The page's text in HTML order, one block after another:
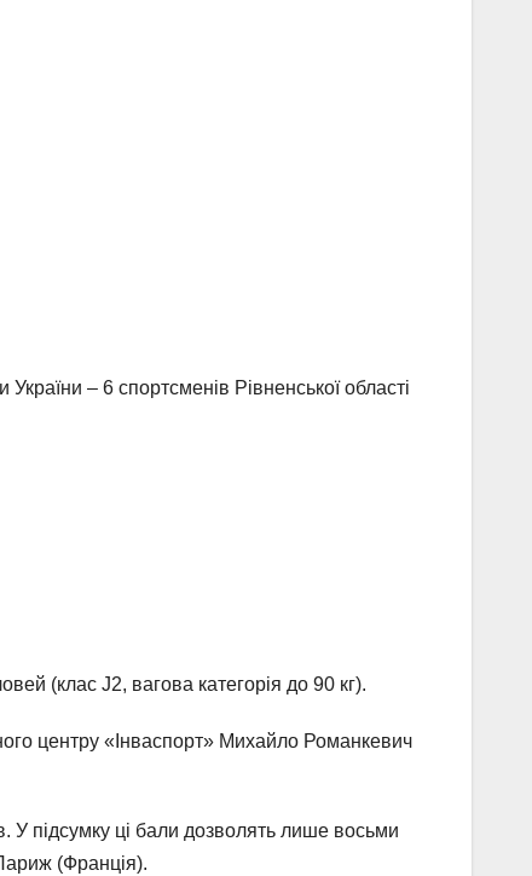
України – 6 спортсменів Рівненської області
(клас J2, вагова категорія до 90 кг).
центру «Інваспорт» Михайло Романкевич
У підсумку ці бали дозволять лише восьми
(Франція).